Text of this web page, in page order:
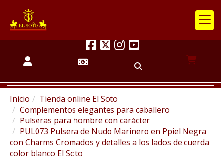
Inicio
Tienda online El Soto
Complementos elegantes para caballero
Pulseras para hombre con carácter
PUL073 Pulsera de Nudo Marinero en Ppiel Negra
con Charms Cromados y detalles a los lados de cuerda
color blanco El Soto